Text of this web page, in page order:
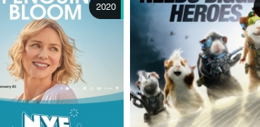
2020